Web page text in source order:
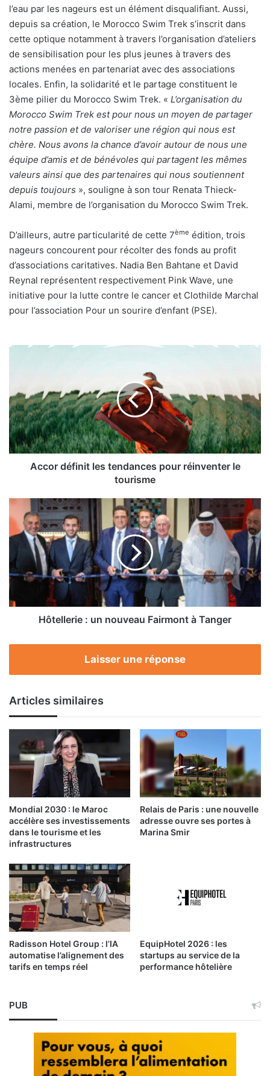
l’eau par les nageurs est un élément disqualifiant. Aussi,
depuis sa création, le Morocco Swim Trek s’inscrit dans
cette optique notamment à travers l’organisation d’ateliers
de sensibilisation pour les plus jeunes à travers des
actions menées en partenariat avec des associations
locales. Enfin, la solidarité et le partage constituent le
3ème pilier du Morocco Swim Trek. « L’organisation du
Morocco Swim Trek est pour nous un moyen de partager
notre passion et de valoriser une région qui nous est
chère. Nous avons la chance d’avoir autour de nous une
équipe d’amis et de bénévoles qui partagent les mêmes
valeurs ainsi que des partenaires qui nous soutiennent
depuis toujours », souligne à son tour Renata Thieck-
Alami, membre de l’organisation du Morocco Swim Trek.
D’ailleurs, autre particularité de cette 7ème édition, trois
nageurs concourent pour récolter des fonds au profit
d’associations caritatives. Nadia Ben Bahtane et David
Reynal représentent respectivement Pink Wave, une
initiative pour la lutte contre le cancer et Clothilde Marchal
pour l’association Pour un sourire d’enfant (PSE).
Accor
tendances
pour
réinventer
le
tourisme
Accor définit les tendances pour réinventer le
tourisme
Hôtellerie
:
un
nouveau
Fairmont
Tanger
Hôtellerie : un nouveau Fairmont à Tanger
Laisser une réponse
Articles similaires
Mondial 2030 : le Maroc
accélère ses investissements
dans le tourisme et les
infrastructures
Relais de Paris : une nouvelle
adresse ouvre ses portes à
Marina Smir
Radisson Hotel Group : l’IA
automatise l’alignement des
tarifs en temps réel
EquipHotel 2026 : les
startups au service de la
performance hôtelière
PUB